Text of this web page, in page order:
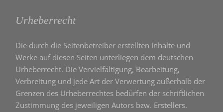
Urheberrecht
Die durch die Seitenbetreiber erstellten Inhalte und
Werke auf diesen Seiten unterliegen dem deutschen
Urheberrecht. Die Vervielfältigung, Bearbeitung,
Verbreitung und jede Art der Verwertung außerhalb der
Grenzen des Urheberrechtes bedürfen der schriftlichen
Zustimmung des jeweiligen Autors bzw. Erstellers.